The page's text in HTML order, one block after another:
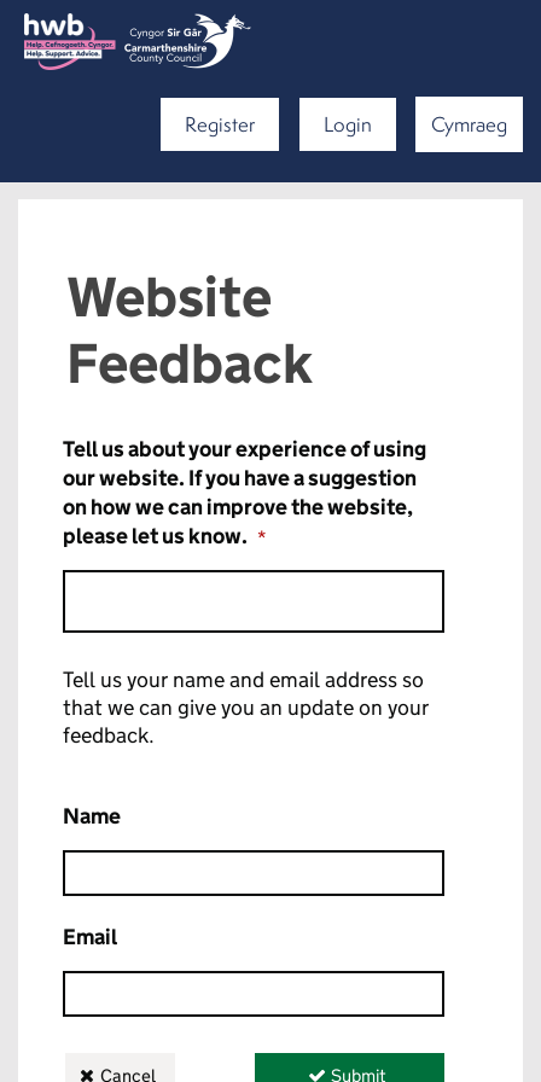
Register Login Cymraeg